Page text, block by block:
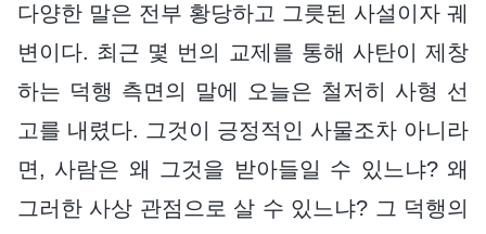
다양한 말은 전부 황당하고 그릇된 사설이자 궤
변이다. 최근 몇 번의 교제를 통해 사탄이 제창
하는 덕행 측면의 말에 오늘은 철저히 사형 선
고를 내렸다. 그것이 긍정적인 사물조차 아니라
면, 사람은 왜 그것을 받아들일 수 있느냐? 왜
그러한 사상 관점으로 살 수 있느냐? 그 덕행의